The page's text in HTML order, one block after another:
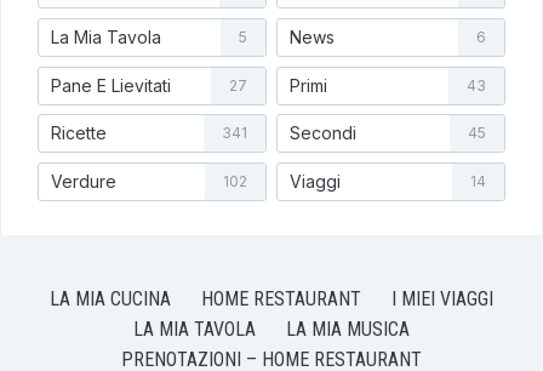
La Mia Tavola 5 News 6
Pane E Lievitati 27 Primi 43
Ricette 341 Secondi 45
Verdure 102 Viaggi 14
LA MIA CUCINA HOME RESTAURANT
I MIEI VIAGGI
LA MIA TAVOLA
LA MIA MUSICA
PRENOTAZIONI – HOME RESTAURANT